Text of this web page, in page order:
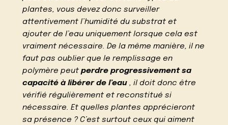
plantes, vous devez donc surveiller
attentivement l’humidité du substrat et
ajouter de l’eau uniquement lorsque cela est
vraiment nécessaire. De la même manière, il ne
faut pas oublier que le remplissage en
polymère peutperdre progressivement sa
capacité à libérer de l’eau , il doit donc être
vérifié régulièrement et reconstitué si
nécessaire. Et quelles plantes apprécieront
sa présence ? C’est surtout ceux qui aiment